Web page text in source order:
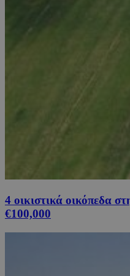
4 οικιστικά οικόπεδα
€100,000